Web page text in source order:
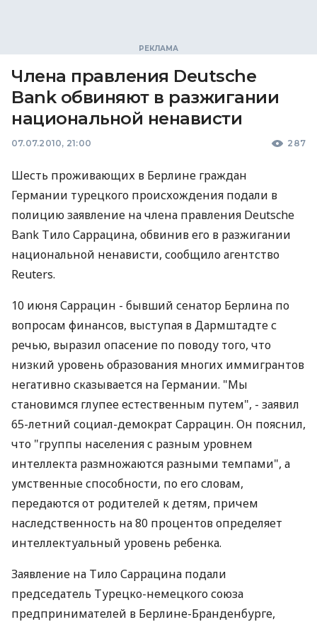
Члена правления Deutsche
Bank обвиняют в разжигании
национальной ненависти
07.07.2010, 21:00 287
Шесть проживающих в Берлине граждан
Германии турецкого происхождения подали в
полицию заявление на члена правления Deutsche
Bank Тило Саррацина, обвинив его в разжигании
национальной ненависти, сообщило агентство
Reuters.
10 июня Саррацин - бывший сенатор Берлина по
вопросам финансов, выступая в Дармштадте с
речью, выразил опасение по поводу того, что
низкий уровень образования многих иммигрантов
негативно сказывается на Германии. "Мы
становимся глупее естественным путем", - заявил
65-летний социал-демократ Саррацин. Он пояснил,
что "группы населения с разным уровнем
интеллекта размножаются разными темпами", а
умственные способности, по его словам,
передаются от родителей к детям, причем
наследственность на 80 процентов определяет
интеллектуальный уровень ребенка.
Заявление на Тило Саррацина подали
председатель Турецко-немецкого союза
предпринимателей в Берлине-Бранденбурге,